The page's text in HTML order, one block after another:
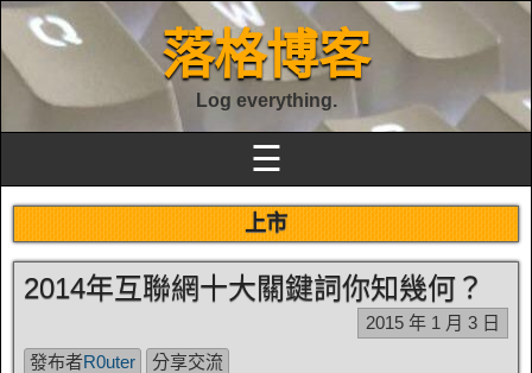
落格博客
Log everything.
☰
上市
2014年互聯網十大關鍵詞你知幾何？
2015 年 1 月 3 日
發布者R0uter 分享交流